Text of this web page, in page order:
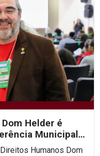
Dom Helder é
Municipal
Humanos Dom